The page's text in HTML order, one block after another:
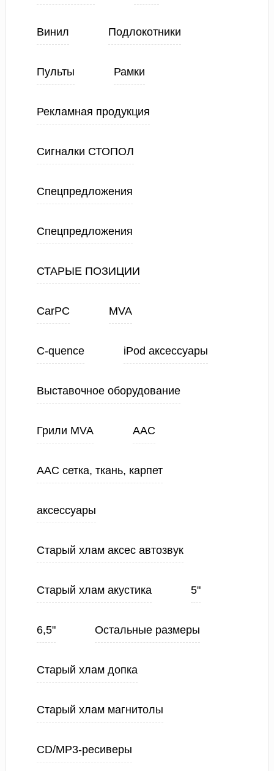
Винил Подлокотники
Пульты Рамки
Рекламная продукция
Сигналки СТОПОЛ
Спецпредложения
Спецпредложения
СТАРЫЕ ПОЗИЦИИ
CarPC MVA
C-quence iPod аксессуары
Выставочное оборудование
Грили MVA ААС
ААС сетка, ткань, карпет
аксессуары
Старый хлам аксес автозвук
Старый хлам акустика 5"
6,5" Остальные размеры
Старый хлам допка
Старый хлам магнитолы
CD/MP3-ресиверы